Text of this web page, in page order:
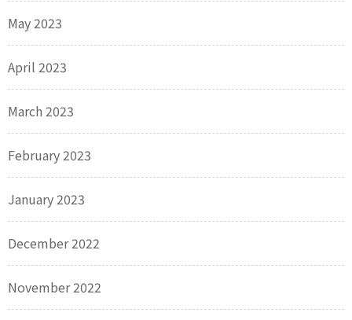
May 2023
April 2023
March 2023
February 2023
January 2023
December 2022
November 2022